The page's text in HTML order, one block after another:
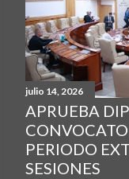
julio 14, 2026
APRUEBA
PERIODO
SESIONES